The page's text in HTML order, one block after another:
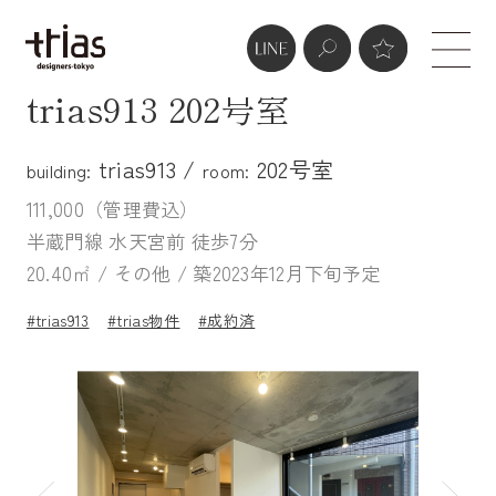
trias913 202号室
building: trias913 / room: 202号室
111,000（管理費込）
半蔵門線 水天宮前 徒歩7分
20.40㎡ / その他 / 築2023年12月下旬予定
#trias913 #trias物件 #成約済